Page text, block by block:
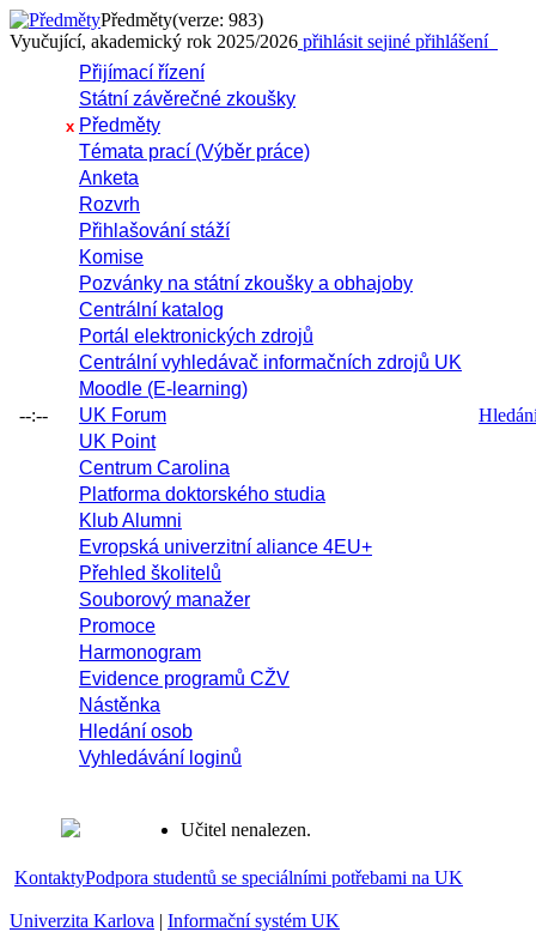
Předměty(verze: 983)
Vyučující, akademický rok 2025/2026 přihlásit sejiné přihlášení
--:--
Přijímací řízení
Státní závěrečné zkoušky
x Předměty
Témata prací (Výběr práce)
Anketa
Rozvrh
Přihlašování stáží
Komise
Pozvánky na státní zkoušky a obhajoby
Centrální katalog
Portál elektronických zdrojů
Centrální vyhledávač informačních zdrojů UK
Moodle (E-learning)
UK Forum
UK Point
Centrum Carolina
Platforma doktorského studia
Klub Alumni
Evropská univerzitní aliance 4EU+
Přehled školitelů
Souborový manažer
Promoce
Harmonogram
Evidence programů CŽV
Nástěnka
Hledání osob
Vyhledávání loginů
Učitel nenalezen.
KontaktyPodpora studentů se speciálními potřebami na UK
Univerzita Karlova | Informační systém UK